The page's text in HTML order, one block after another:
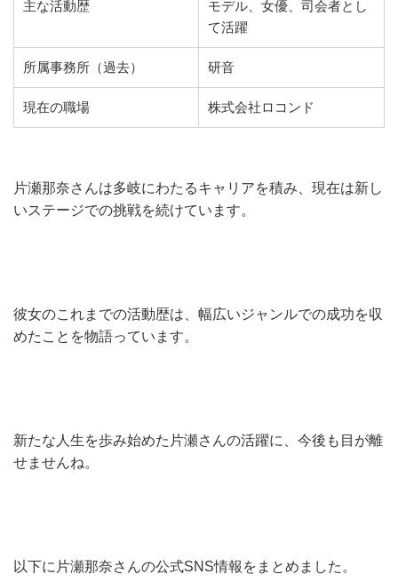
主な活動歴
モデル、女優、司会者とし
て活躍
所属事務所（過去） 研音
現在の職場 株式会社ロコンド
片瀬那奈さんは多岐にわたるキャリアを積み、現在は新し
いステージでの挑戦を続けています。
彼女のこれまでの活動歴は、幅広いジャンルでの成功を収
めたことを物語っています。
新たな人生を歩み始めた片瀬さんの活躍に、今後も目が離
せませんね。
以下に片瀬那奈さんの公式SNS情報をまとめました。